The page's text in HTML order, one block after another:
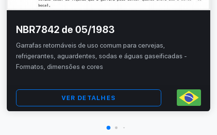
NBR7842 de 05/1983
Garrafas retornáveis de uso comum para cervejas,
refrigerantes, aguardentes, sodas e águas gaseificadas -
Formatos, dimensões e cores
VER DETALHES